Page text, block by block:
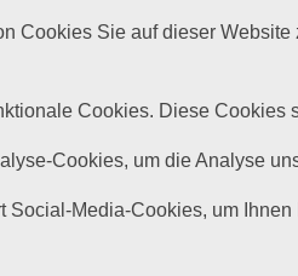
Cookies Sie auf dieser
Cookies. Diese Cookies
Cookies, um die Analyse
Social-Media-Cookies, um